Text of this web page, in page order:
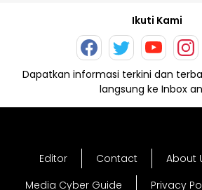
Ikuti Kami
Dapatkan informasi terkini dan
langsung ke Inbox
Editor Contact About
Media Cyber Guide
Privacy